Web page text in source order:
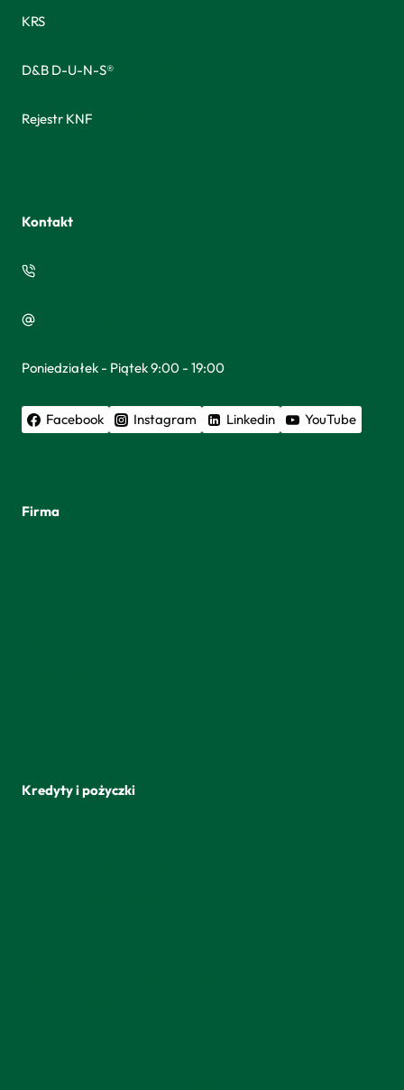
KRS
D&B D-U-N-S®
Rejestr KNF
Kontakt
Poniedziałek - Piątek 9:00 - 19:00
Facebook Instagram Linkedin YouTube
Firma
Kredyty i pożyczki